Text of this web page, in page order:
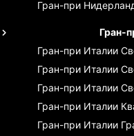
Гран-при
Гран-
Гран-при Италии
Гран-при Италии
Гран-при Италии
Гран-при Италии
Гран-при Италии